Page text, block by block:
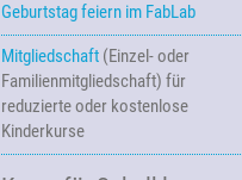
Geburtstag feiern im FabLab
Mitgliedschaft(Einzel- oder
Familienmitgliedschaft) für
reduzierte oder kostenlose
Kinderkurse